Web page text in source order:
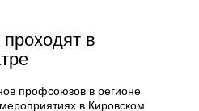
в
профсоюзов в регионе
в Кировском